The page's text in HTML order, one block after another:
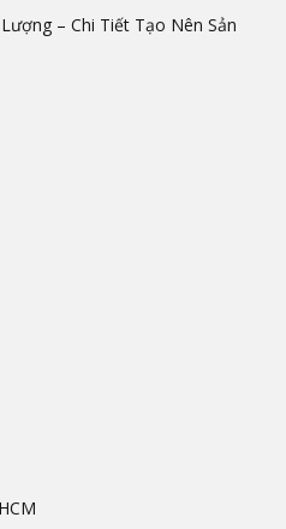
– Chi Tiết Tạo Nên Sản